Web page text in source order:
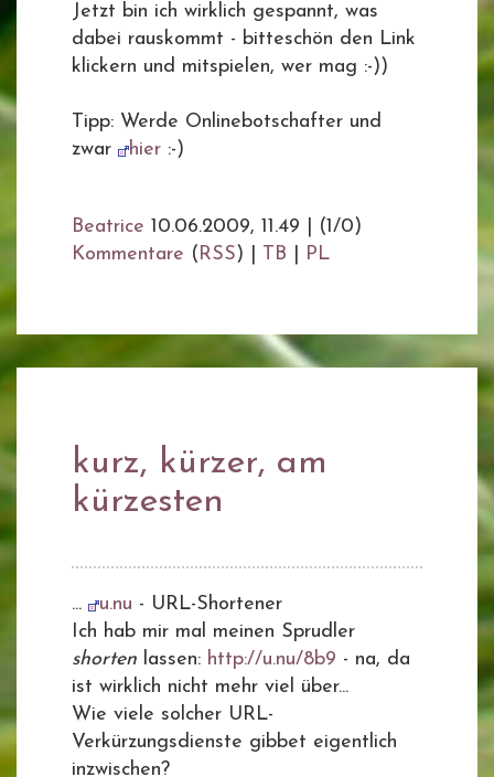
Jetzt bin ich wirklich gespannt, was
dabei rauskommt - bitteschön den Link
klickern und mitspielen, wer mag :-))
Tipp: Werde Onlinebotschafter und
zwar
hier :-)
Beatrice 10.06.2009, 11.49
(1/0)
Kommentare (RSS) | TB PL
kurz, kürzer, am
kürzesten
... u.nu - URL-Shortener
Ich hab mir mal meinen Sprudler
shorten lassen: http://u.nu/8b9 - na, da
ist wirklich nicht mehr viel über...
Wie viele solcher URL-
Verkürzungsdienste gibbet eigentlich
inzwischen?